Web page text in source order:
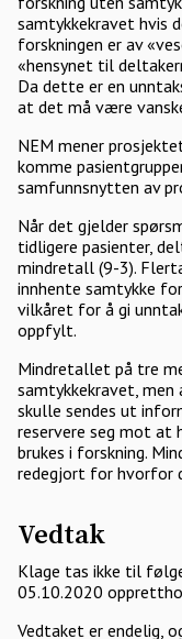
samtykkekravet hvis
forskningen er av
«hensynet til
Da dette er en
at det må være
NEM mener
komme
samfunnsnytten av
Når det gjelder
tidligere pasienter,
mindretall (9-3).
innhente samtykke
vilkåret for å gi
oppfylt.
Mindretallet på tre
samtykkekravet,
skulle sendes ut
reservere seg mot at
brukes i forskning.
redegjort for hvorfor
Vedtak
Klage tas ikke til
05.10.2020
Vedtaket er endelig,